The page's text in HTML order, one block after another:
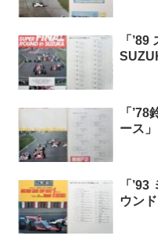
「
「
ース」
「
ウンド